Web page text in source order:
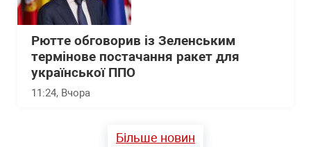
Рютте обговорив із Зеленським
термінове постачання ракет для
української ППО
11:24, Вчора
Більше новин